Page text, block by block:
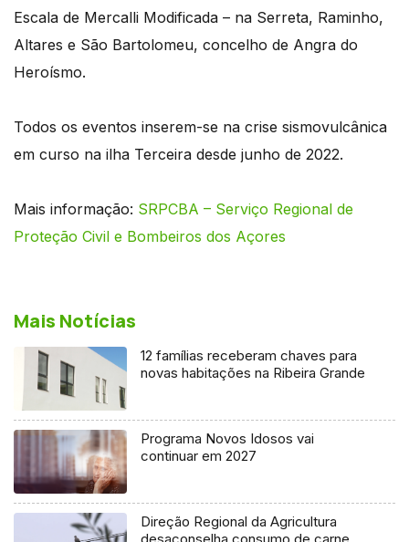
Escala de Mercalli Modificada – na Serreta, Raminho,
Altares e São Bartolomeu, concelho de Angra do
Heroísmo.
Todos os eventos inserem-se na crise sismovulcânica
em curso na ilha Terceira desde junho de 2022.​​​​​​
Mais informação: SRPCBA – Serviço Regional de
Proteção Civil e Bombeiros dos Açores
Mais Notícias
12 famílias receberam chaves para
novas habitações na Ribeira Grande
Programa Novos Idosos vai
continuar em 2027
Direção Regional da Agricultura
desaconselha consumo de carne